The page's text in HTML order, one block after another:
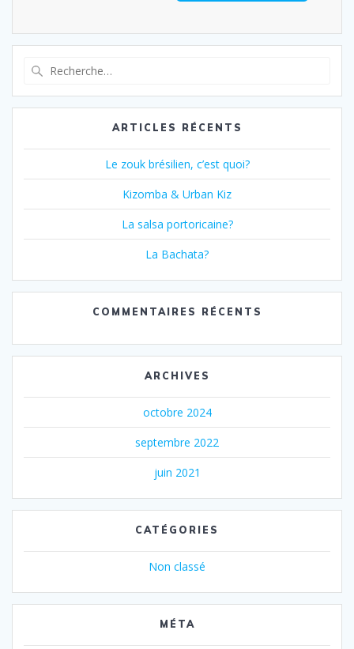
:
ARTICLES RÉCENTS
Le zouk brésilien, c’est quoi?
Kizomba & Urban Kiz
La salsa portoricaine?
La Bachata?
COMMENTAIRES RÉCENTS
ARCHIVES
octobre 2024
septembre 2022
juin 2021
CATÉGORIES
Non classé
MÉTA